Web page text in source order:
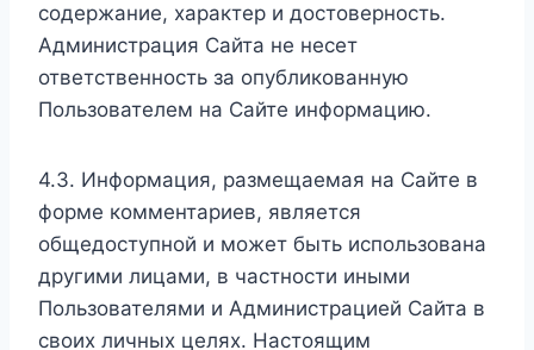
содержание, характер и достоверность.
Администрация Сайта не несет
ответственность за опубликованную
Пользователем на Сайте информацию.
4.3. Информация, размещаемая на Сайте в
форме комментариев, является
общедоступной и может быть использована
другими лицами, в частности иными
Пользователями и Администрацией Сайта в
своих личных целях. Настоящим